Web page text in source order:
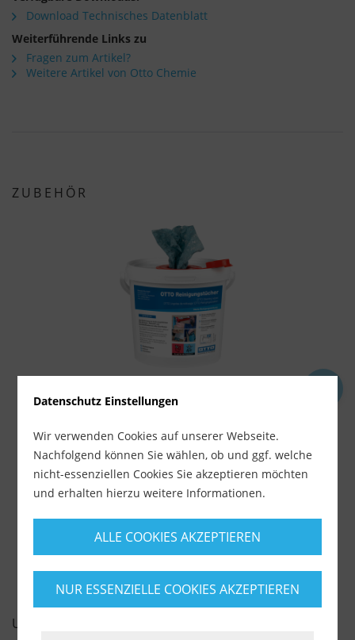
Download Technisches Datenblatt
Weiterführende Links zu
Fragen zum Artikel?
Weitere Artikel von Otto Chemie
ZUBEHÖR
OTTO Reinigungstücher
Lieferzeit ca. 1-3 Werktage
ab 15,99 €
inkl. MwSt.zzgl. Versandkosten
+
UNSERE EMPFEHLUNGEN
Datenschutz Einstellungen
Wir verwenden Cookies auf unserer Webseite.
Nachfolgend können Sie wählen, ob und ggf. welche
nicht-essenziellen Cookies Sie akzeptieren möchten
und erhalten hierzu weitere Informationen.
ALLE COOKIES AKZEPTIEREN
NUR ESSENZIELLE COOKIES AKZEPTIEREN